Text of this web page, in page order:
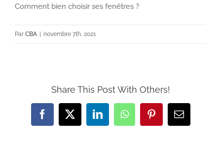
Comment bien choisir ses fenêtres ?
Par CBA | novembre 7th, 2021
Share This Post With Others!
Facebook
X LinkedInWhatsAppPinterestEmail